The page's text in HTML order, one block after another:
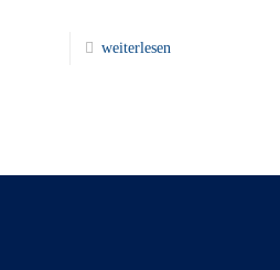
weiterlesen